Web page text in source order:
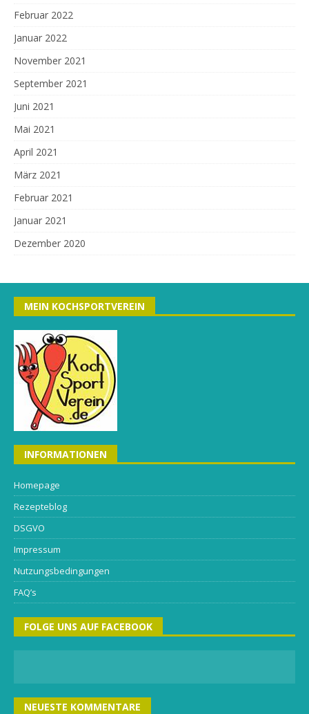
Februar 2022
Januar 2022
November 2021
September 2021
Juni 2021
Mai 2021
April 2021
März 2021
Februar 2021
Januar 2021
Dezember 2020
MEIN KOCHSPORTVEREIN
INFORMATIONEN
Homepage
Rezepteblog
DSGVO
Impressum
Nutzungsbedingungen
FAQ’s
FOLGE UNS AUF FACEBOOK
NEUESTE KOMMENTARE